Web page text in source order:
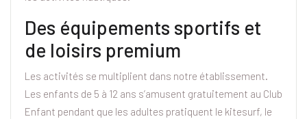
Des équipements sportifs et
de loisirs premium
Les activités se multiplient dans notre établissement.
Les enfants de 5 à 12 ans s’amusent gratuitement au Club
Enfant pendant que les adultes pratiquent le kitesurf, le